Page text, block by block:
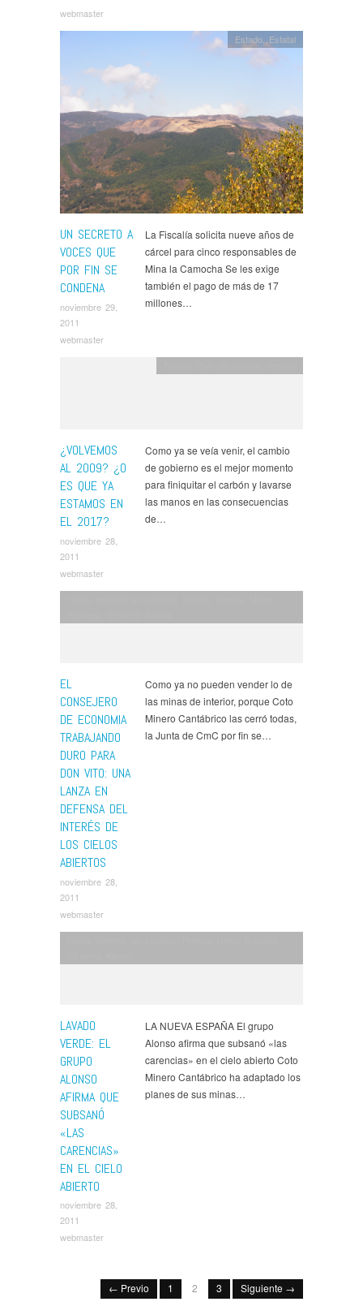
webmaster
UN SECRETO A
VOCES QUE
POR FIN SE
CONDENA
noviembre 29,
2011
webmaster
Estado,Estatal
La Fiscalía solicita nueve años de
cárcel para cinco responsables de
Mina la Camocha Se les exige
también el pago de más de 17
millones…
¿VOLVEMOS
AL 2009? ¿O
ES QUE YA
ESTAMOS EN
EL 2017?
noviembre 28,
2011
webmaster
Como ya se veía venir, el cambio
de gobierno es el mejor momento
para finiquitar el carbón y lavarse
las manos en las consecuencias
de…
EL
CONSEJERO
DE ECONOMIA
TRABAJANDO
DURO PARA
DON VITO: UNA
LANZA EN
DEFENSA DEL
INTERÉS DE
LOS CIELOS
ABIERTOS
noviembre 28,
2011
webmaster
Como ya no pueden vender lo de
las minas de interior, porque Coto
Minero Cantábrico las cerró todas,
la Junta de CmC por fin se…
LAVADO
VERDE: EL
GRUPO
ALONSO
AFIRMA QUE
SUBSANÓ
«LAS
CARENCIAS»
EN EL CIELO
ABIERTO
noviembre 28,
2011
webmaster
LA NUEVA ESPAÑA El grupo
Alonso afirma que subsanó «las
carencias» en el cielo abierto Coto
Minero Cantábrico ha adaptado los
planes de sus minas…
← Previo 1 2 3 Siguiente →